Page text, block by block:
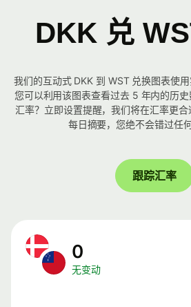
DKK 兑
我们的互动式 DKK 到 WST 兑换图表使
您可以利用该图表查看过去 5 年内的历
汇率？立即设置提醒，我们将在汇率更
每日摘要，您绝不会错过任
跟踪汇率
0
无变动